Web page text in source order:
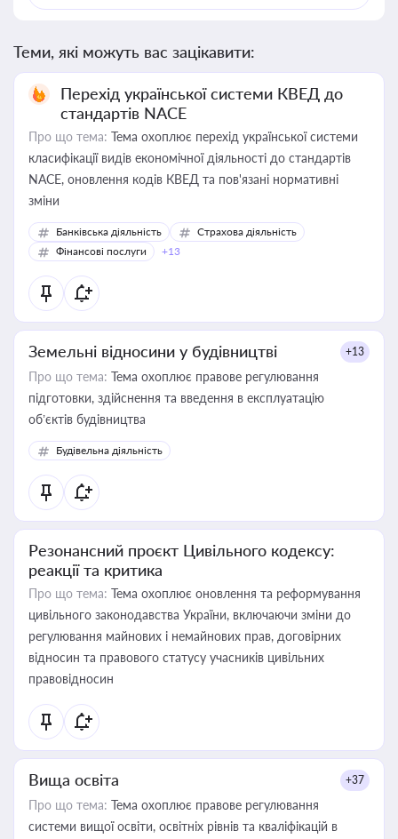
Теми, які можуть вас зацікавити:
Перехід української системи КВЕД до
стандартів NACE
Про що тема: Тема охоплює перехід української системи
класифікації видів економічної діяльності до стандартів
NACE, оновлення кодів КВЕД та пов'язані нормативні
зміни
Банківська діяльність
Страхова діяльність
Фінансові послуги
+13
Земельні відносини у будівництві +13
Про що тема: Тема охоплює правове регулювання
підготовки, здійснення та введення в експлуатацію
об’єктів будівництва
Будівельна діяльність
Резонансний проєкт Цивільного кодексу:
реакції та критика
Про що тема: Тема охоплює оновлення та реформування
цивільного законодавства України, включаючи зміни до
регулювання майнових і немайнових прав, договірних
відносин та правового статусу учасників цивільних
правовідносин
Вища освіта +37
Про що тема: Тема охоплює правове регулювання
системи вищої освіти, освітніх рівнів та кваліфікацій в